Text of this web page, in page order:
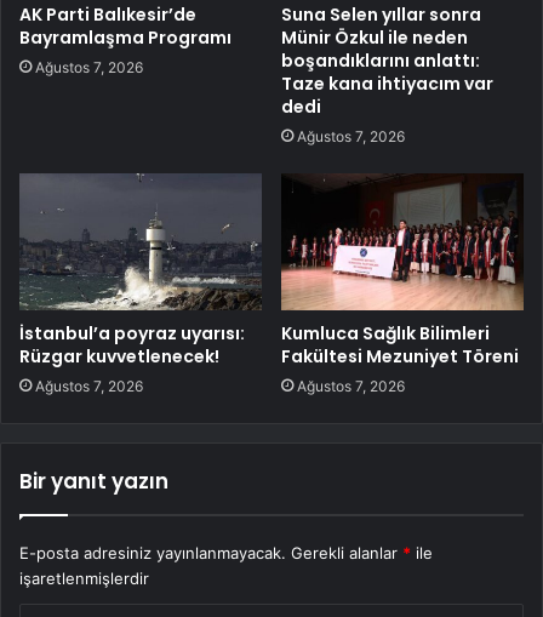
AK Parti Balıkesir’de
Bayramlaşma Programı
Ağustos 7, 2026
Suna Selen yıllar sonra
Münir Özkul ile neden
boşandıklarını anlattı:
Taze kana ihtiyacım var
dedi
Ağustos 7, 2026
İstanbul’a poyraz uyarısı:
Rüzgar kuvvetlenecek!
Ağustos 7, 2026
Kumluca Sağlık Bilimleri
Fakültesi Mezuniyet Töreni
Ağustos 7, 2026
Bir yanıt yazın
E-posta adresiniz yayınlanmayacak. Gerekli alanlar * ile
işaretlenmişlerdir